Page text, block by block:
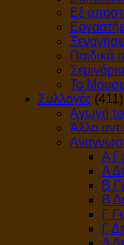
Εξ
Παιδικά
Το
Συλλογές (411)
Αγωγή
Άλλα
Α
Α
Β
Β
Γ
Γ